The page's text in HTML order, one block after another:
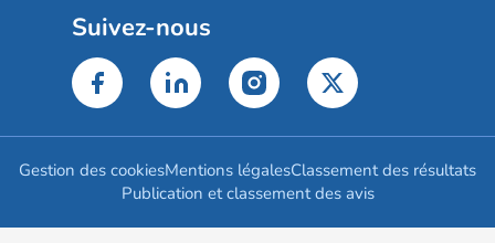
Suivez-nous
Gestion des cookiesMentions légalesClassement des résultats
Publication et classement des avis